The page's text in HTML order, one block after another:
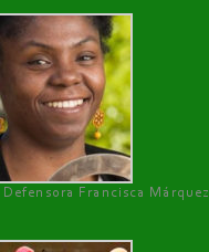
Francisca Márquez